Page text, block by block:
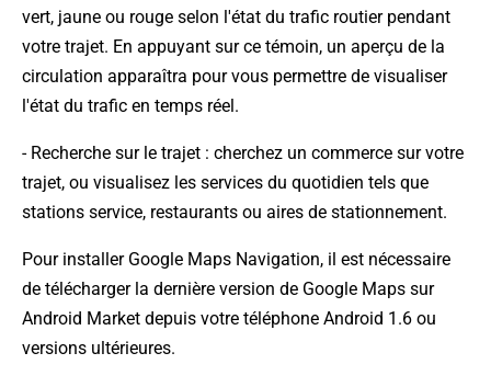
vert, jaune ou rouge selon l'état du trafic routier pendant
votre trajet. En appuyant sur ce témoin, un aperçu de la
circulation apparaîtra pour vous permettre de visualiser
l'état du trafic en temps réel.
- Recherche sur le trajet : cherchez un commerce sur votre
trajet, ou visualisez les services du quotidien tels que
stations service, restaurants ou aires de stationnement.
Pour installer Google Maps Navigation, il est nécessaire
de télécharger la dernière version de Google Maps sur
Android Market depuis votre téléphone Android 1.6 ou
versions ultérieures.